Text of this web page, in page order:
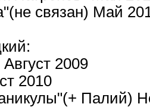
связан) Май
2009
2010
Палий)